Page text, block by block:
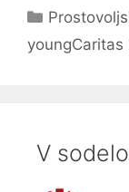
Categories
youngCaritas
V